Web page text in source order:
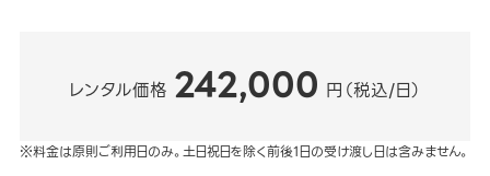
レンタル価格 242,000 円（税込/日）
※料金は原則ご利用日のみ。土日祝日を除く前後1日の受け渡し日は含みません。